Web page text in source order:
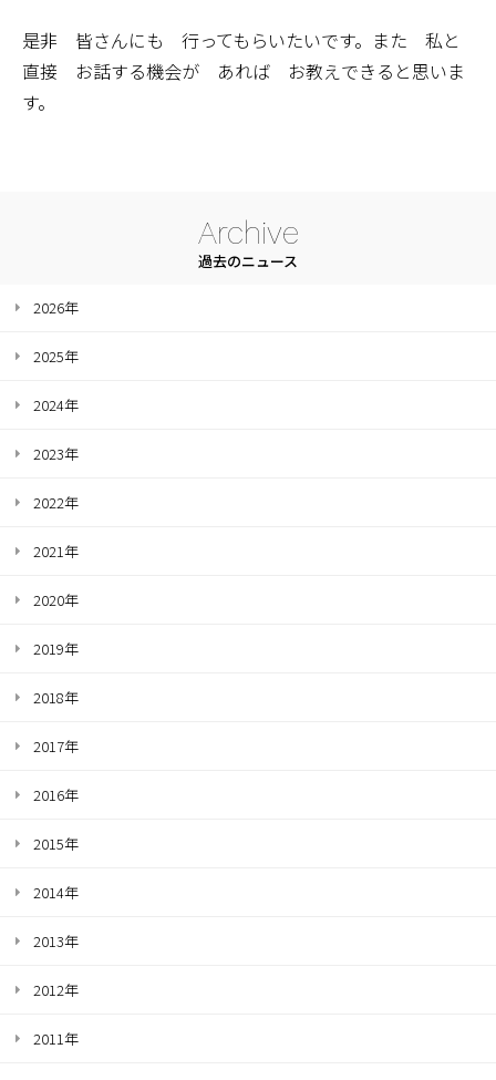
是非 皆さんにも 行ってもらいたいです。また 私と
直接 お話する機会が あれば お教えできると思いま
す。
Archive
過去のニュース
2026年
2025年
2024年
2023年
2022年
2021年
2020年
2019年
2018年
2017年
2016年
2015年
2014年
2013年
2012年
2011年